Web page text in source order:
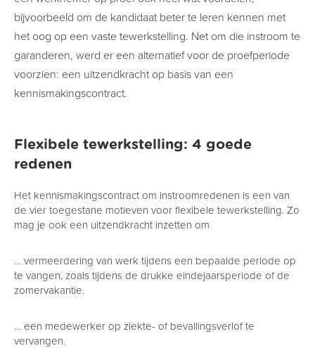
bijvoorbeeld om de kandidaat beter te leren kennen met
het oog op een vaste tewerkstelling. Net om die instroom te
garanderen, werd er een alternatief voor de proefperiode
voorzien: een uitzendkracht op basis van een
kennismakingscontract.
Flexibele tewerkstelling: 4 goede
redenen
Het kennismakingscontract om instroomredenen is een van
de vier toegestane motieven voor flexibele tewerkstelling. Zo
mag je ook een uitzendkracht inzetten om
… vermeerdering van werk tijdens een bepaalde periode op
te vangen, zoals tijdens de drukke eindejaarsperiode of de
zomervakantie.
… een medewerker op ziekte- of bevallingsverlof te
vervangen.